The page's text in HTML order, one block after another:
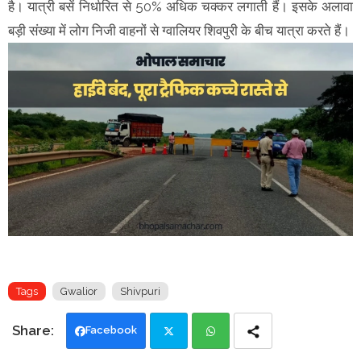
है। यात्री बसें निर्धारित से 50% अधिक चक्कर लगाती हैं। इसके अलावा
बड़ी संख्या में लोग निजी वाहनों से ग्वालियर शिवपुरी के बीच यात्रा करते हैं।
Tags Gwalior Shivpuri
Facebook